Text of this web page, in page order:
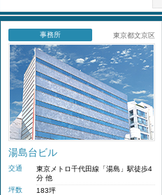
事務所 東京都文京区
湯島台ビル
交通
東京メトロ千代田線「湯島」駅徒歩4
分 他
坪数
183坪